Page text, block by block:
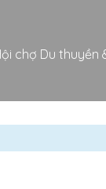
chợ Du